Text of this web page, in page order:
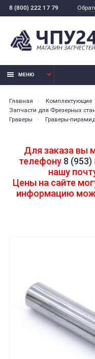
8 (800) 222 17 79
МЕНЮ
Главная
Комплектующие
Запчасти для Фрезерных
Граверы
Граверы-
Для заказа вы
телефону 8
нашу
Цены на сайте
информацию